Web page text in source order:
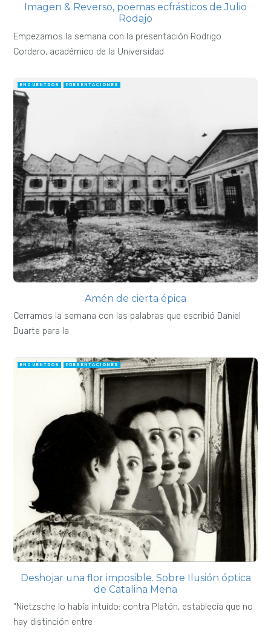
Imagen & Reverso, poemas ecfrásticos de Julio
Rodajo
Empezamos la semana con la presentación Rodrigo
Cordero, académico de la Universidad
ENCUENTROS PRESENTACIONES
Amén de cierta épica
Cerramos la semana con las palabras que escribió Daniel
Duarte para la
ENCUENTROS PRESENTACIONES
Deshojar una flor imposible. Sobre Ilusión óptica
de Catalina Mena
“Nietzsche lo había intuido: contra Platón, establecía que no
hay distinción entre